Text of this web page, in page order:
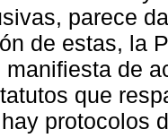
parece
de estas, la
manifiesta de
que
protocolos